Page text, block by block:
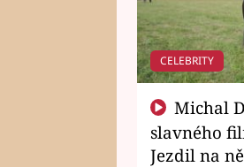
CELEBRITY
slavného
Jezdil na